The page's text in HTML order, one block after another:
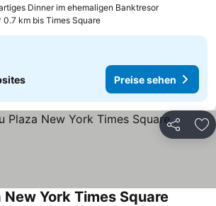
Dinner im ehemaligen Banktresor
0.7 km bis Times Square
Preise sehen
Teilen
New York Times Square